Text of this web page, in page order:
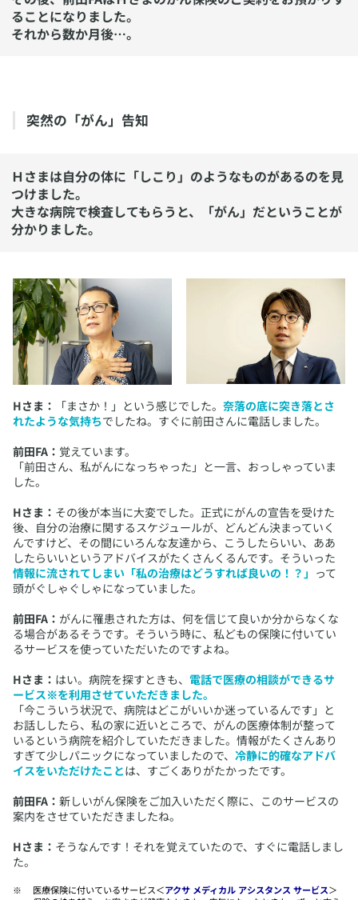
ることになりました。
それから数か月後…。
突然の「がん」告知
Ｈさまは自分の体に「しこり」のようなものがあるのを見
つけました。
大きな病院で検査してもらうと、「がん」だということが
分かりました。
Hさま： 「まさか！」という感じでした。 奈落の底に突き落とさ
れたような気持ちでしたね。すぐに前田さんに電話しました。
前田FA： 覚えています。
「前田さん、私がんになっちゃった」と一言、おっしゃっていま
した。
Hさま： その後が本当に大変でした。正式にがんの宣告を受けた
後、自分の治療に関するスケジュールが、どんどん決まっていく
んですけど、その間にいろんな友達から、こうしたらいい、ああ
したらいいというアドバイスがたくさんくるんです。そういった
情報に流されてしまい「私の治療はどうすれば良いの！？」 って
頭がぐしゃぐしゃになっていました。
前田FA： がんに罹患された方は、何を信じて良いか分からなくな
る場合があるそうです。そういう時に、私どもの保険に付いてい
るサービスを使っていただいたのですよね。
Hさま： はい。病院を探すときも、 電話で医療の相談ができるサ
ービス※を利用させていただきました。
「今こういう状況で、病院はどこがいいか迷っているんです」と
お話ししたら、私の家に近いところで、がんの医療体制が整って
いるという病院を紹介していただきました。情報がたくさんあり
すぎて少しパニックになっていましたので、 冷静に的確なアドバ
イスをいただけたことは、すごくありがたかったです。
前田FA： 新しいがん保険をご加入いただく際に、このサービスの
案内をさせていただきましたね。
Hさま： そうなんです！それを覚えていたので、すぐに電話しまし
た。
​医療保険に付いているサービス＜アクサ メディカル アシスタンス サービス＞